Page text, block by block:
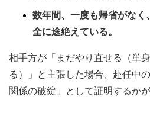
数年間、一度も帰省がなく
全に途絶えている。
相手方が「まだやり直せる（単
る）」と主張した場合、赴任中
関係の破綻」として証明するか